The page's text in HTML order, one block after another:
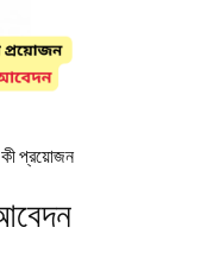
প্রয়োজন